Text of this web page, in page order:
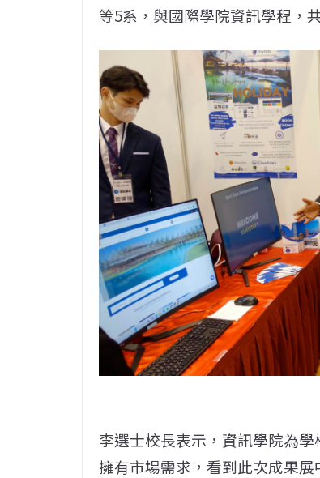
等5系，與國際學院資訊學程，
李選士校長表示，資訊學院為
擁有市場需求，看到此次成果